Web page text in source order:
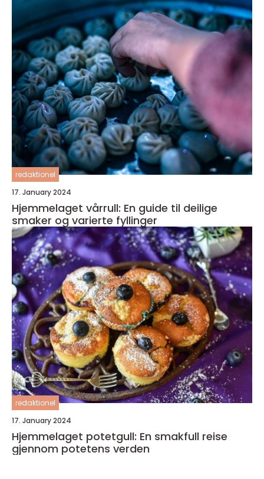
redaktionel
17. January 2024
Hjemmelaget vårrull: En guide til deilige
smaker og varierte fyllinger
redaktionel
17. January 2024
Hjemmelaget potetgull: En smakfull reise
gjennom potetens verden